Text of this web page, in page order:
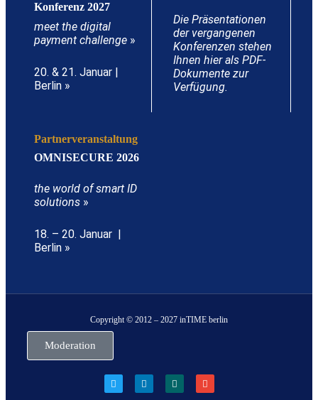
Konferenz 2027
meet the digital
payment challenge »
20. & 21. Januar |
Berlin »
Die Präsentationen
der vergangenen
Konferenzen stehen
Ihnen hier als PDF-
Dokumente zur
Verfügung.
Partnerveranstaltung
OMNISECURE 2026
the world of smart ID
solutions »
18. – 20. Januar |
Berlin »
Copyright © 2012 – 2027 inTIME berlin
Moderation